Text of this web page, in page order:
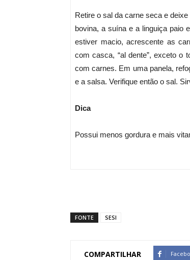
Retire o sal da carne seca e
bovina, a suína e a linguiça paio
estiver macio, acrescente as
com casca, “al dente”, exceto o
com carnes. Em uma panela,
e a salsa. Verifique então o sal.
Dica
Possui menos gordura e mais
FONTE SESI
COMPARTILHAR